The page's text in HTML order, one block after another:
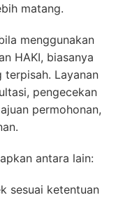
matang.
menggunakan
HAKI, biasanya
Layanan
pengecekan
permohonan,
antara lain:
sesuai ketentuan